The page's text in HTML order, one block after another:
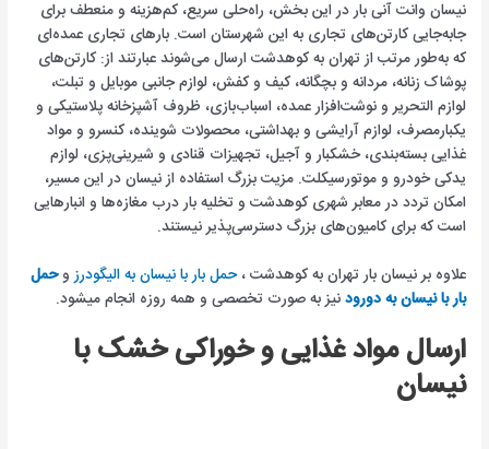
نیسان وانت آنی بار در این بخش، راه‌حلی سریع، کم‌هزینه و منعطف برای
جابه‌جایی کارتن‌های تجاری به این شهرستان است. بارهای تجاری عمده‌ای
که به‌طور مرتب از تهران به کوهدشت ارسال می‌شوند عبارتند از: کارتن‌های
پوشاک زنانه، مردانه و بچگانه، کیف و کفش، لوازم جانبی موبایل و تبلت،
لوازم التحریر و نوشت‌افزار عمده، اسباب‌بازی، ظروف آشپزخانه پلاستیکی و
یکبارمصرف، لوازم آرایشی و بهداشتی، محصولات شوینده، کنسرو و مواد
غذایی بسته‌بندی، خشکبار و آجیل، تجهیزات قنادی و شیرینی‌پزی، لوازم
یدکی خودرو و موتورسیکلت. مزیت بزرگ استفاده از نیسان در این مسیر،
امکان تردد در معابر شهری کوهدشت و تخلیه بار درب مغازه‌ها و انبارهایی
است که برای کامیون‌های بزرگ دسترسی‌پذیر نیستند.
علاوه بر نیسان بار تهران به کوهدشت ،حمل بار با نیسان به الیگودرز وحمل
بار با نیسان به دورودنیز به صورت تخصصی و همه روزه انجام میشود.
ارسال مواد غذایی و خوراکی خشک با
نیسان